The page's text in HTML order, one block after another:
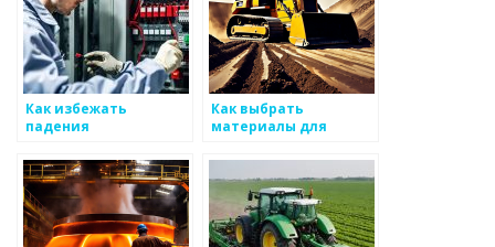
Как избежать
падения
условиях кризиса
Как выбрать
материалы для
металоизделий